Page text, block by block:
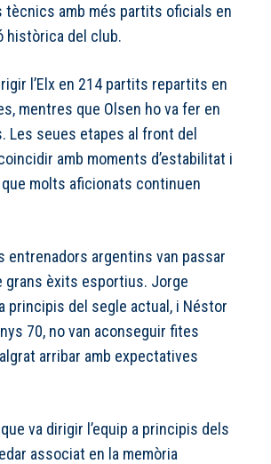
tècnics amb més partits oficials en
històrica del club.
l’Elx en 214 partits repartits en
mentres que Olsen ho va fer en
Les seues etapes al front del
amb moments d’estabilitat i
molts aficionats continuen
entrenadors argentins van passar
grans èxits esportius. Jorge
a principis del segle actual, i Néstor
70, no van aconseguir fites
arribar amb expectatives
va dirigir l’equip a principis dels
associat en la memòria